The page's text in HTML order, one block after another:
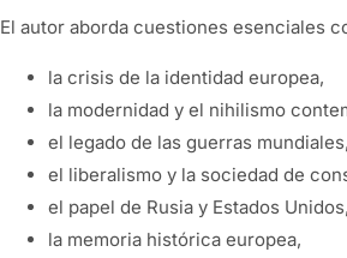
El autor aborda cuestiones esenciales
la crisis de la identidad europea,
la modernidad y el nihilismo
el legado de las guerras mundiales,
el liberalismo y la sociedad de
el papel de Rusia y Estados Unidos,
la memoria histórica europea,